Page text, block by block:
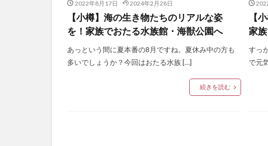
2022年8月17日 2024年2月28日
【小樽】海の生き物たちのリアルな姿
を！家族でおたる水族館・海獣公園へ
あっという間に夏本番の8月ですね。夏休み中の方も
多いでしょうか？今回はおたる水族 […]
続きを読む
【
家
すっ
で元